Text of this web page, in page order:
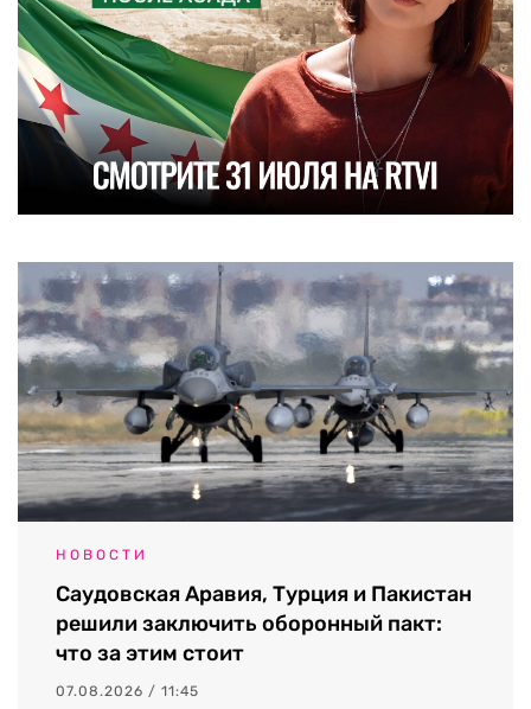
НОВОСТИ
Саудовская Аравия, Турция и Пакистан
решили заключить оборонный пакт:
что за этим стоит
07.08.2026 / 11:45